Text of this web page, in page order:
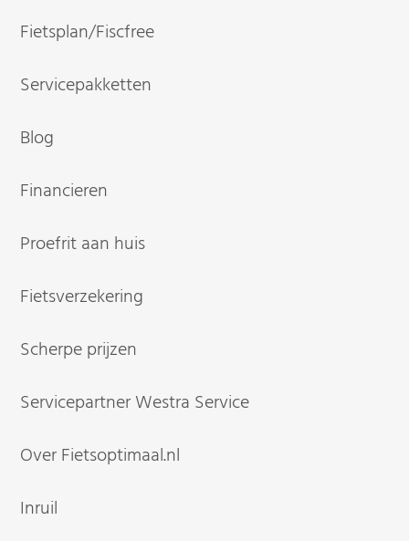
Fietsplan/Fiscfree
Servicepakketten
Blog
Financieren
Proefrit aan huis
Fietsverzekering
Scherpe prijzen
Servicepartner Westra Service
Over Fietsoptimaal.nl
Inruil